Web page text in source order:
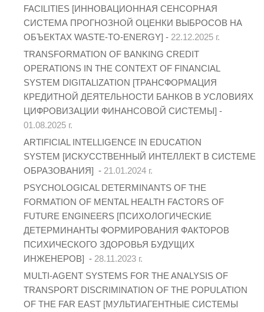
FACILITIES [ИННОВАЦИОННАЯ СЕНСОРНАЯ
СИСТЕМА ПРОГНОЗНОЙ ОЦЕНКИ ВЫБРОСОВ НА
ОБЪЕКТАХ WASTE-TO-ENERGY] - 22.12.2025 г.
TRANSFORMATION OF BANKING CREDIT
OPERATIONS IN THE CONTEXT OF FINANCIAL
SYSTEM DIGITALIZATION [ТРАНСФОРМАЦИЯ
КРЕДИТНОЙ ДЕЯТЕЛЬНОСТИ БАНКОВ В УСЛОВИЯХ
ЦИФРОВИЗАЦИИ ФИНАНСОВОЙ СИСТЕМЫ] -
01.08.2025 г.
ARTIFICIAL INTELLIGENCE IN EDUCATION
SYSTEM [ИСКУССТВЕННЫЙ ИНТЕЛЛЕКТ В СИСТЕМЕ
ОБРАЗОВАНИЯ] - 21.01.2024 г.
PSYCHOLOGICAL DETERMINANTS OF THE
FORMATION OF MENTAL HEALTH FACTORS OF
FUTURE ENGINEERS [ПСИХОЛОГИЧЕСКИЕ
ДЕТЕРМИНАНТЫ ФОРМИРОВАНИЯ ФАКТОРОВ
ПСИХИЧЕСКОГО ЗДОРОВЬЯ БУДУЩИХ
ИНЖЕНЕРОВ] - 28.11.2023 г.
MULTI-AGENT SYSTEMS FOR THE ANALYSIS OF
TRANSPORT DISCRIMINATION OF THE POPULATION
OF THE FAR EAST [МУЛЬТИАГЕНТНЫЕ СИСТЕМЫ